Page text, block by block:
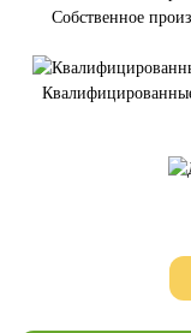
Собственное